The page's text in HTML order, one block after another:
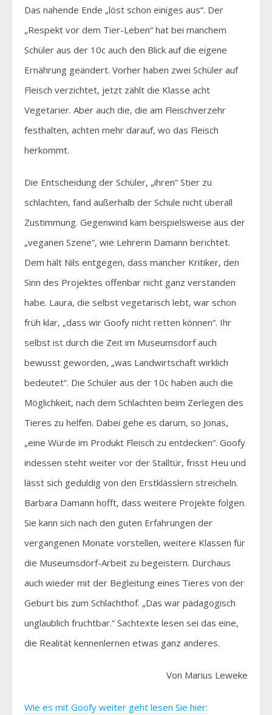
Das nahende Ende „löst schon einiges aus“. Der
„Respekt vor dem Tier-Leben“ hat bei manchem
Schüler aus der 10c auch den Blick auf die eigene
Ernährung geändert. Vorher haben zwei Schüler auf
Fleisch verzichtet, jetzt zählt die Klasse acht
Vegetarier. Aber auch die, die am Fleischverzehr
festhalten, achten mehr darauf, wo das Fleisch
herkommt.
Die Entscheidung der Schüler, „ihren“ Stier zu
schlachten, fand außerhalb der Schule nicht überall
Zustimmung. Gegenwind kam beispielsweise aus der
„veganen Szene“, wie Lehrerin Damann berichtet.
Dem hält Nils entgegen, dass mancher Kritiker, den
Sinn des Projektes offenbar nicht ganz verstanden
habe. Laura, die selbst vegetarisch lebt, war schon
früh klar, „dass wir Goofy nicht retten können“. Ihr
selbst ist durch die Zeit im Museumsdorf auch
bewusst geworden, „was Landwirtschaft wirklich
bedeutet“. Die Schüler aus der 10c haben auch die
Möglichkeit, nach dem Schlachten beim Zerlegen des
Tieres zu helfen. Dabei gehe es darum, so Jonas,
„eine Würde im Produkt Fleisch zu entdecken“. Goofy
indessen steht weiter vor der Stalltür, frisst Heu und
lässt sich geduldig von den Erstklässlern streicheln.
Barbara Damann hofft, dass weitere Projekte folgen.
Sie kann sich nach den guten Erfahrungen der
vergangenen Monate vorstellen, weitere Klassen für
die Museumsdorf-Arbeit zu begeistern. Durchaus
auch wieder mit der Begleitung eines Tieres von der
Geburt bis zum Schlachthof. „Das war pädagogisch
unglaublich fruchtbar.“ Sachtexte lesen sei das eine,
die Realität kennenlernen etwas ganz anderes.
Von Marius Leweke
Wie es mit Goofy weiter geht lesen Sie hier: